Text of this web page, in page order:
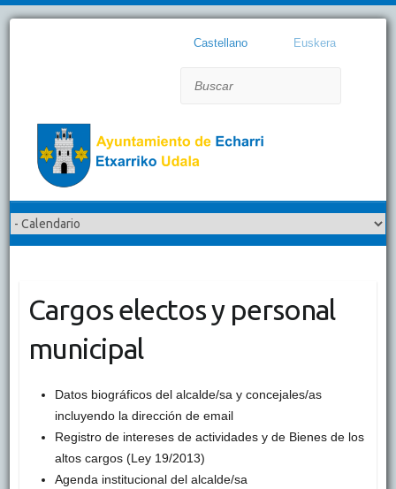
Castellano Euskera
Cargos electos y personal
municipal
Datos biográficos del alcalde/sa y concejales/as
incluyendo la dirección de email
Registro de intereses de actividades y de Bienes de los
altos cargos (Ley 19/2013)
Agenda institucional del alcalde/sa